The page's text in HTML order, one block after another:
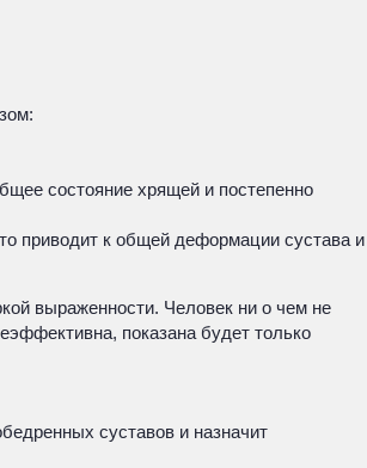
состояние хрящей и постепенно
приводит к общей деформации сустава и
выраженности. Человек ни о чем не
показана будет только
суставов и назначит